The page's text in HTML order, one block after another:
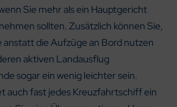
Sie mehr als ein Hauptgericht
sollten. Zusätzlich können Sie,
anstatt die Aufzüge an Bord nutzen
aktiven Landausflug
sogar ein wenig leichter sein.
auch fast jedes Kreuzfahrtschiff ein